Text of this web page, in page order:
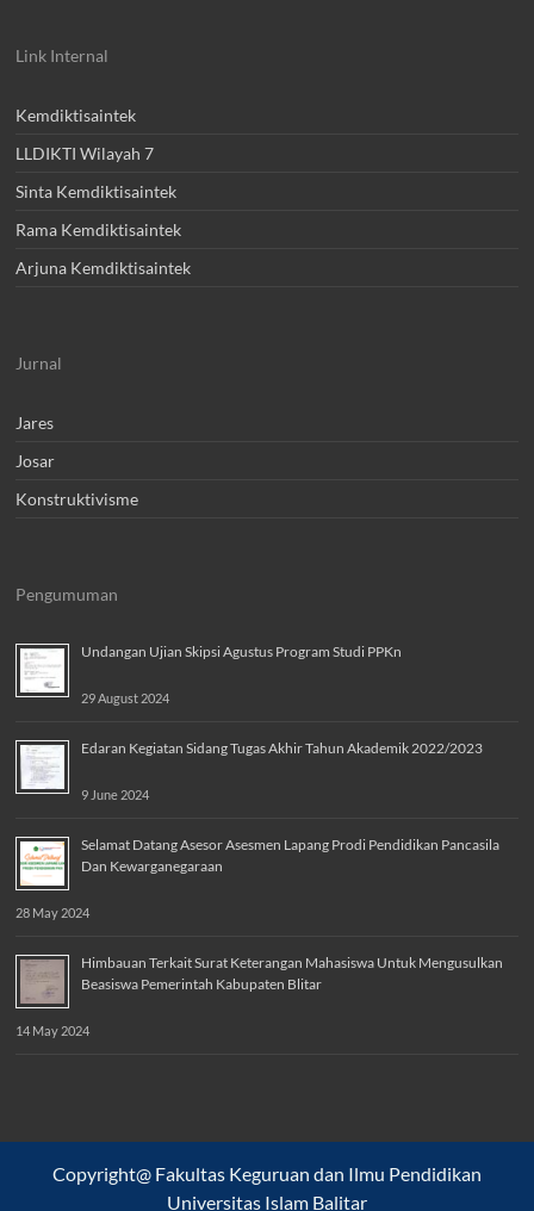
Link Internal
Kemdiktisaintek
LLDIKTI Wilayah 7
Sinta Kemdiktisaintek
Rama Kemdiktisaintek
Arjuna Kemdiktisaintek
Jurnal
Jares
Josar
Konstruktivisme
Pengumuman
Undangan Ujian Skipsi Agustus Program Studi PPKn
29 August 2024
Edaran Kegiatan Sidang Tugas Akhir Tahun Akademik 2022/2023
9 June 2024
Selamat Datang Asesor Asesmen Lapang Prodi Pendidikan Pancasila
Dan Kewarganegaraan
28 May 2024
Himbauan Terkait Surat Keterangan Mahasiswa Untuk Mengusulkan
Beasiswa Pemerintah Kabupaten Blitar
14 May 2024
Copyright@ Fakultas Keguruan dan Ilmu Pendidikan
Universitas Islam Balitar